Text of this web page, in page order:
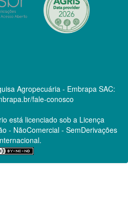
Agropecuária - Embrapa SAC:
fale-conosco
está licenciado sob a Licença
- NãoComercial - SemDerivações